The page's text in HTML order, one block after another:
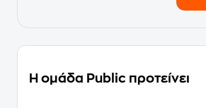
Η ομάδα Public προτείνει